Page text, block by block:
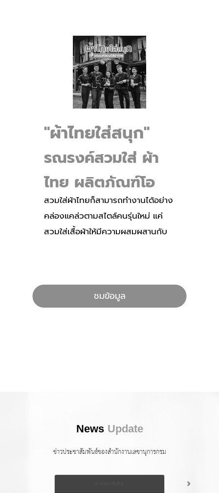
"ผ้าไทยใส่สนุก"
รณรงค์สวมใส่ ผ้า
ไทย ผลิตภัณฑ์โอ
ทอปแบรนด์ “อุ่นไอ
ดาว” จากอำเภอ
สวมใส่ผ้าไทยก็สามารถทำงานได้อย่าง
คล่องแคล่วตามสไตล์คนรุ่นใหม่ แค่
สวมใส่เสื้อผ้าให้มีความผสมผสานกับ
สะดวกสวมใส่เสื้อจากผ้าไทย วันนี้
พวกเราเลือกผลิตภัณฑ์โอทอปแบรนด์
ชมข้อมูล
News Update
ข่าวประชาสัมพันธ์ของสำนักงานเลขานุการกรม